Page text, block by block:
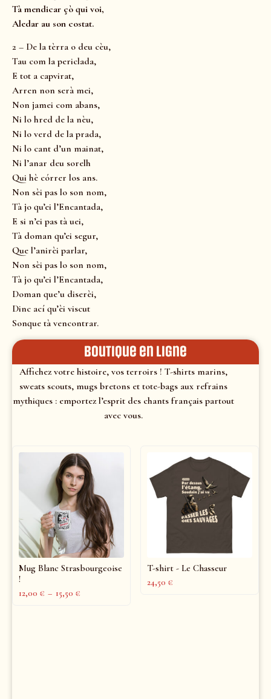
Tà mendicar çò qui voi,
Aledar au son costat.
2 – De la tèrra o deu cèu,
Tau com la periclada,
E tot a capvirat,
Arren non serà mei,
Non jamei com abans,
Ni lo hred de la nèu,
Ni lo verd de la prada,
Ni lo cant d’un mainat,
Ni l’anar deu sorelh
Qui hè córrer los ans.
Non sèi pas lo son nom,
Tà jo qu’ei l’Encantada,
E si n’ei pas tà uei,
Tà doman qu’ei segur,
Que l’anirèi parlar,
Non sèi pas lo son nom,
Tà jo qu’ei l’Encantada,
Doman que’u diserèi,
Dinc ací qu’èi viscut
Sonque tà vencontrar.
Boutique en ligne
Affichez votre histoire, vos terroirs ! T-shirts marins,
sweats scouts, mugs bretons et tote-bags aux refrains
mythiques : emportez l’esprit des chants français partout
avec vous.
Mug Blanc Strasbourgeoise
!
12,00 € – 15,50 €
T-shirt - Le Chasseur
24,50 €